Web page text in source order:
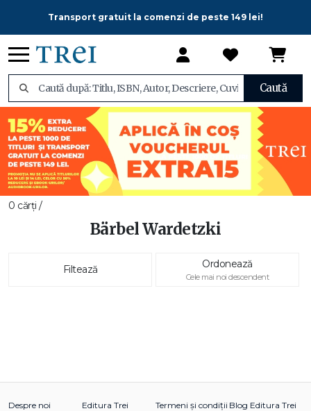
Transport gratuit la comenzi de peste 149 lei!
Caută
0 cărți /
Bärbel Wardetzki
Filtează Ordonează
Cele mai noi descendent
Despre noi
Editura Trei
Termeni și condiții Blog Editura Trei